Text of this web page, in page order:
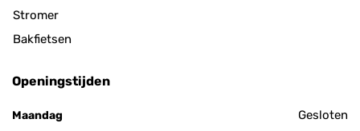
Stromer
Bakfietsen
Openingstijden
Maandag Gesloten